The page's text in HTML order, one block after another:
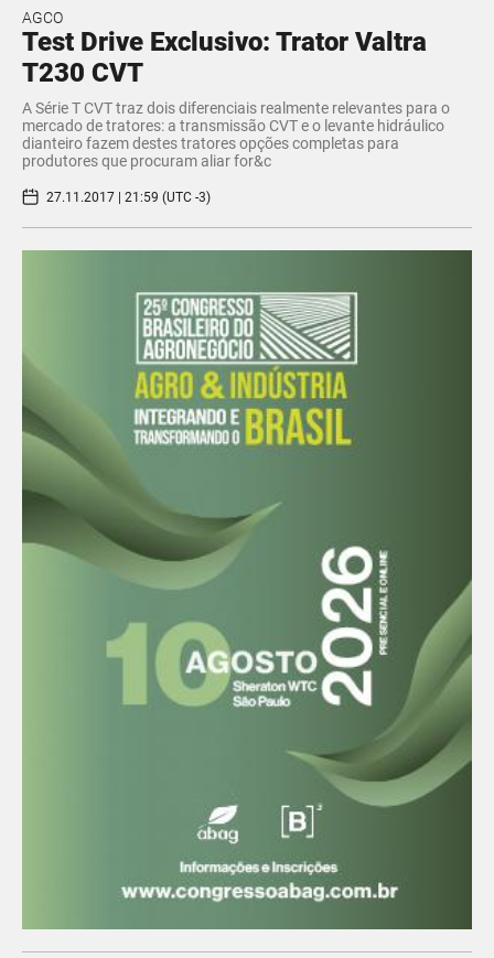
AGCO
Test Drive Exclusivo: Trator Valtra
T230 CVT
A Série T CVT traz dois diferenciais realmente relevantes para o
mercado de tratores: a transmissão CVT e o levante hidráulico
dianteiro fazem destes tratores opções completas para
produtores que procuram aliar for&c
27.11.2017 | 21:59 (UTC -3)